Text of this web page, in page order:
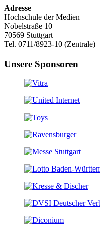
Adresse
Hochschule der Medien
Nobelstraße 10
70569 Stuttgart
Tel. 0711/8923-10 (Zentrale)
Unsere Sponsoren